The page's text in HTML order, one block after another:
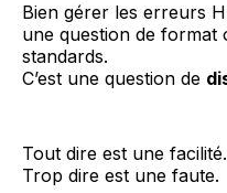
Bien gérer les erreurs
une question de format
standards.
C’est une question de
Tout dire est une facilité.
Trop dire est une faute.